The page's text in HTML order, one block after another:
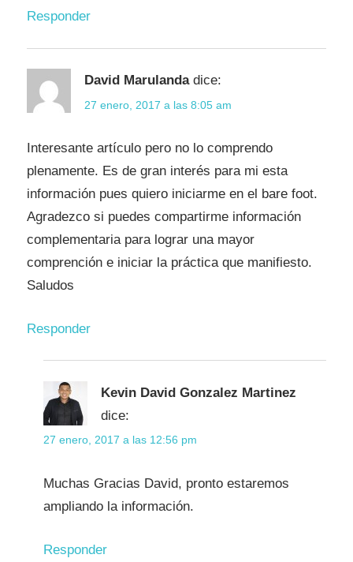
Responder
David Marulanda dice:
27 enero, 2017 a las 8:05 am
Interesante artículo pero no lo comprendo
plenamente. Es de gran interés para mi esta
información pues quiero iniciarme en el bare foot.
Agradezco si puedes compartirme información
complementaria para lograr una mayor
comprención e iniciar la práctica que manifiesto.
Saludos
Responder
Kevin David Gonzalez Martinez
dice:
27 enero, 2017 a las 12:56 pm
Muchas Gracias David, pronto estaremos
ampliando la información.
Responder